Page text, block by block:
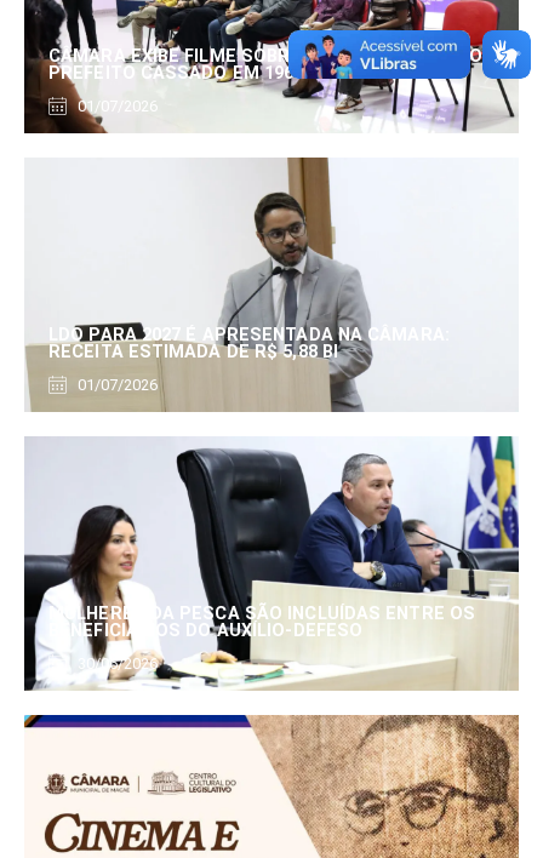
CÂMARA EXIBE FILME SOBRE EDUARDO SERRANO,
PREFEITO CASSADO EM 1960
01/07/2026
LDO PARA 2027 É APRESENTADA NA CÂMARA:
RECEITA ESTIMADA DE R$ 5,88 BI
01/07/2026
MULHERES DA PESCA SÃO INCLUÍDAS ENTRE OS
BENEFICIÁRIOS DO AUXÍLIO-DEFESO
30/06/2026